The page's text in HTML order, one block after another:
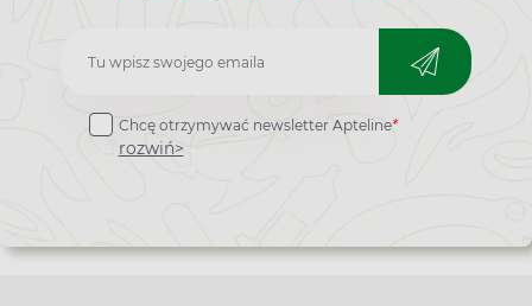
Zapisz
do
newslettera
Chcę otrzymywać newsletter Apteline*
rozwiń>